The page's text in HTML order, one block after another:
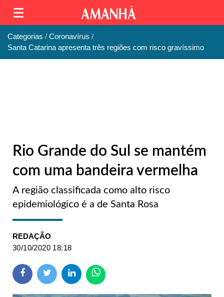
Categorias
Coronavírus
Santa Catarina apresenta três regiões com risco gravíssimo
Rio Grande do Sul se mantém
com uma bandeira vermelha
A região classificada como alto risco
epidemiológico é a de Santa Rosa
REDAÇÃO
30/10/2020 18:18